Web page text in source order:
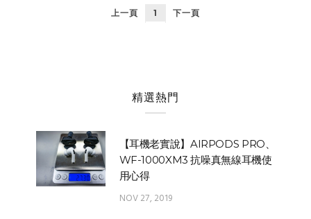
上一頁 1 下一頁
精選熱門
【耳機老實說】AIRPODS PRO、
WF-1000XM3 抗噪真無線耳機使
用心得
NOV 27, 2019